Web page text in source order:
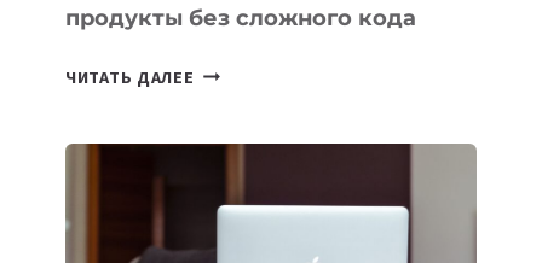
продукты без сложного кода
ЧИТАТЬ ДАЛЕЕ 7
ПОМОГАЮТ
СОЗДАВАТЬ